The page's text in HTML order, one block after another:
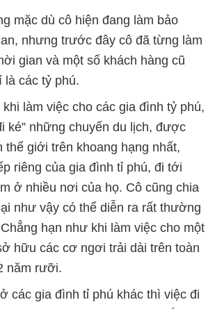
mặc dù cô hiện đang làm bảo
nhưng trước đây cô đã từng làm
gian và một số khách hàng cũ
là các tỷ phú.
làm việc cho các gia đình tỷ phú,
ké” những chuyến du lịch, được
thế giới trên khoang hạng nhất,
riêng của gia đình tỉ phú, đi tới
ở nhiều nơi của họ. Cô cũng chia
như vậy có thể diễn ra rất thường
hạn như khi làm việc cho một
hữu các cơ ngơi trải dài trên toàn
năm rưỡi.
các gia đình tỉ phú khác thì việc đi